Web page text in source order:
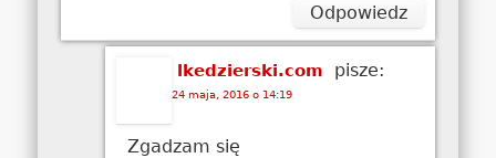
Odpowiedz
lkedzierski.com pisze:
24 maja, 2016 o 14:19
Zgadzam się